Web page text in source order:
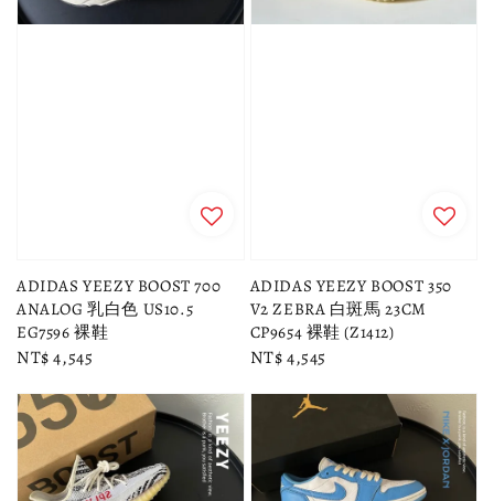
ADIDAS YEEZY BOOST 700
ANALOG 乳白色 US10.5
EG7596 裸鞋
Regular
NT$ 4,545
ADIDAS YEEZY BOOST 350
V2 ZEBRA 白斑馬 23CM
CP9654 裸鞋 (Z1412)
Regular
NT$ 4,545